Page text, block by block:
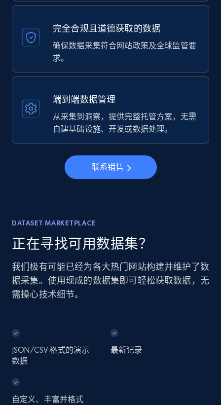
完全合规且道德获取的数据
确保数据采集符合网站政策及全球监管要
求。
端到端数据管理
从采集到洞察，提供完整托管方案，无需
自建基础设施、开发或数据处理。
联系销售
DATASET MARKETPLACE
正在寻找可用数据集？
我们极有可能已经为各大热门网站构建并维护了数
据采集。使用现成的数据集即可轻松获取数据，无
需操心技术细节。
JSON/CSV 格式的演示
数据
最新记录
自定义、丰富并格式